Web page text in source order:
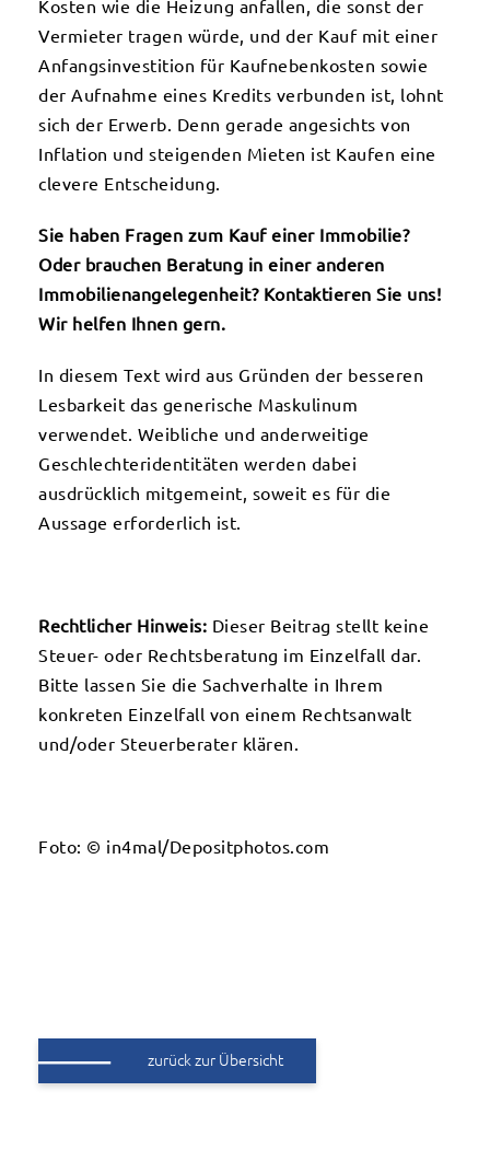
Kosten wie die Heizung anfallen, die sonst der
Vermieter tragen würde, und der Kauf mit einer
Anfangsinvestition für Kaufnebenkosten sowie
der Aufnahme eines Kredits verbunden ist, lohnt
sich der Erwerb. Denn gerade angesichts von
Inflation und steigenden Mieten ist Kaufen eine
clevere Entscheidung.
Sie haben Fragen zum Kauf einer Immobilie?
Oder brauchen Beratung in einer anderen
Immobilienangelegenheit? Kontaktieren Sie uns!
Wir helfen Ihnen gern.
In diesem Text wird aus Gründen der besseren
Lesbarkeit das generische Maskulinum
verwendet. Weibliche und anderweitige
Geschlechteridentitäten werden dabei
ausdrücklich mitgemeint, soweit es für die
Aussage erforderlich ist.
Rechtlicher Hinweis: Dieser Beitrag stellt keine
Steuer- oder Rechtsberatung im Einzelfall dar.
Bitte lassen Sie die Sachverhalte in Ihrem
konkreten Einzelfall von einem Rechtsanwalt
und/oder Steuerberater klären.
Foto: © in4mal/Depositphotos.com
zurück zur Übersicht